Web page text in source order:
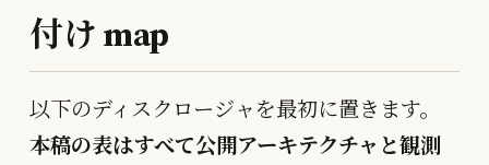
付け map
以下のディスクロージャを最初に置きます。
本稿の表はすべて公開アーキテクチャと観測